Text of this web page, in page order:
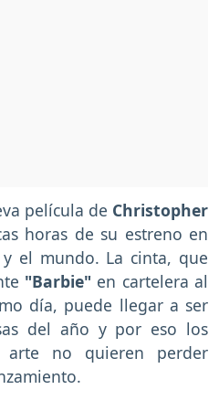
película de Christopher
horas de su estreno en
y el mundo. La cinta, que
"Barbie" en cartelera al
día, puede llegar a ser
del año y por eso los
arte no quieren perder